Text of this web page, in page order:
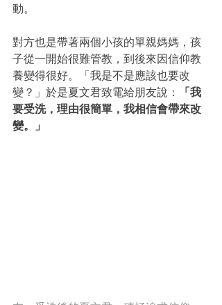
動。
對方也是帶著兩個小孩的單親媽媽，孩
子從一開始很難管教，到後來因信仰教
養變得很好。「我是不是應該也要改
變？」於是夏文君致電給朋友說：
「我
要受洗，理由很簡單，我相信會帶來改
變。」